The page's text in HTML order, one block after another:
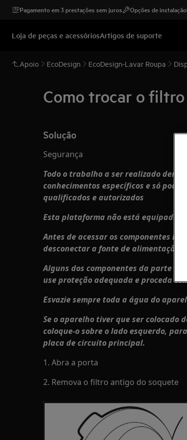
Pagamento em 3 prestações sem juros Opções de instalação
Loja de peças e acessóriosArtigos de suporte
Apoio EcoDesign EcoDesign-Lavar Roupa
Como trocar o filtro
Solução
Segurança
Todo o trabalho a ser realizado
conhecimentos específicos e só
qualificados e autorizados
Esta plataforma não está equipada
Antes de acessar os componentes
desconectar a fonte de alimentação.
Alguns dos componentes da parte
use proteção adequada e proceda
Esvazie sempre toda a água do
Se o aparelho tiver que ser colocado
coloque-o sobre o lado esquerdo,
placa de circuito principal.
1. Abra a porta
2. Remova o filtro antigo do soquete